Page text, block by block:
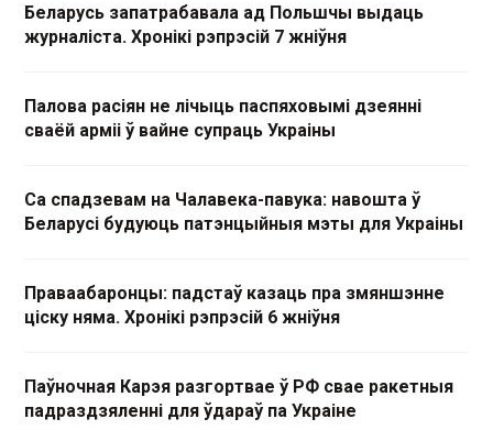
Беларусь запатрабавала ад Польшчы выдаць
журналіста. Хронікі рэпрэсій 7 жніўня
Палова расіян не лічыць паспяховымі дзеянні
сваёй арміі ў вайне супраць Украіны
Са спадзевам на Чалавека-павука: навошта ў
Беларусі будуюць патэнцыйныя мэты для Украіны
Праваабаронцы: падстаў казаць пра змяншэнне
ціску няма. Хронікі рэпрэсій 6 жніўня
Паўночная Карэя разгортвае ў РФ свае ракетныя
падраздзяленні для ўдараў па Украіне